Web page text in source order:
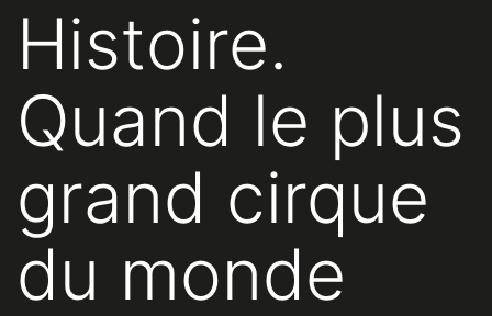
Histoire.
Quand le plus
grand cirque
du monde